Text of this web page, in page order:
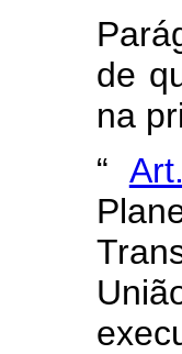
de
na
“